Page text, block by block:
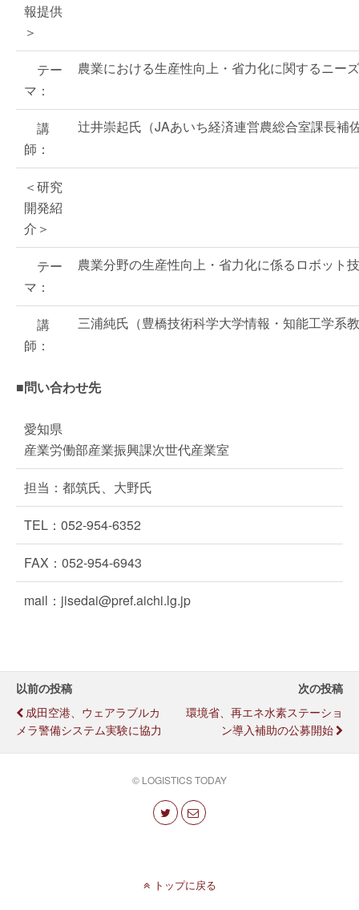
報提供
＞
テー
マ：
農業における生産性向上・省力化に関するニーズ
講
師：
辻井崇起氏（JAあいち経済連営農総合室課長補
＜研究
開発紹
介＞
テー
マ：
農業分野の生産性向上・省力化に係るロボット
講
師：
三浦純氏（豊橋技術科学大学情報・知能工学系
■問い合わせ先
愛知県
産業労働部産業振興課次世代産業室
担当：都筑氏、大野氏
TEL：052-954-6352
FAX：052-954-6943
mail：jisedai@pref.aichi.lg.jp
以前の投稿
成田空港、ウェアラブルカ
メラ警備システム実験に協力
次の投稿
環境省、再エネ水素ステーショ
ン導入補助の公募開始
© LOGISTICS TODAY
トップに戻る